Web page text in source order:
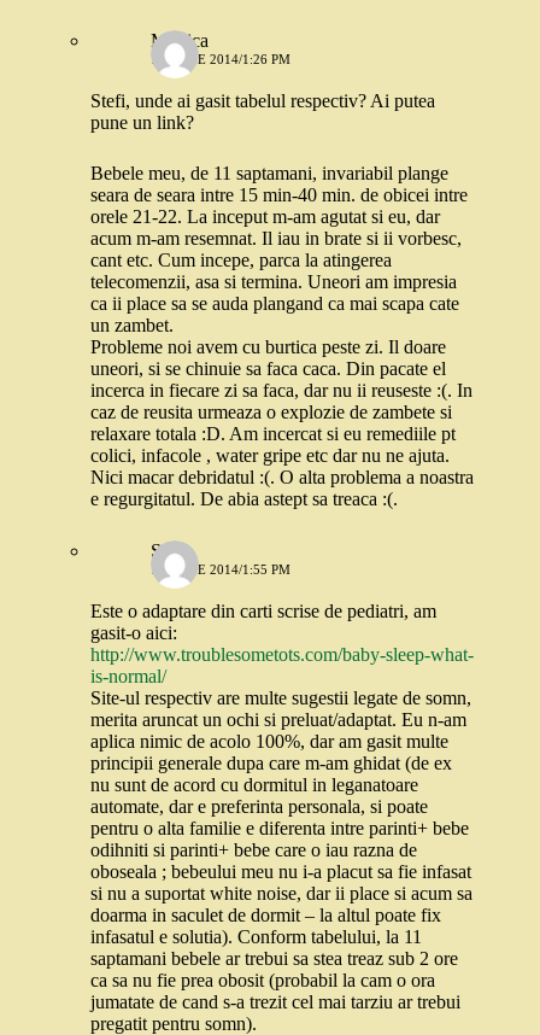
Monica
17 IUNIE 2014/1:26 PM
Stefi, unde ai gasit tabelul respectiv? Ai putea
pune un link?
Bebele meu, de 11 saptamani, invariabil plange
seara de seara intre 15 min-40 min. de obicei intre
orele 21-22. La inceput m-am agutat si eu, dar
acum m-am resemnat. Il iau in brate si ii vorbesc,
cant etc. Cum incepe, parca la atingerea
telecomenzii, asa si termina. Uneori am impresia
ca ii place sa se auda plangand ca mai scapa cate
un zambet.
Probleme noi avem cu burtica peste zi. Il doare
uneori, si se chinuie sa faca caca. Din pacate el
incerca in fiecare zi sa faca, dar nu ii reuseste :(. In
caz de reusita urmeaza o explozie de zambete si
relaxare totala :D. Am incercat si eu remediile pt
colici, infacole , water gripe etc dar nu ne ajuta.
Nici macar debridatul :(. O alta problema a noastra
e regurgitatul. De abia astept sa treaca :(.
Stefi
17 IUNIE 2014/1:55 PM
Este o adaptare din carti scrise de pediatri, am
gasit-o aici:
http://www.troublesometots.com/baby-sleep-what-
is-normal/
Site-ul respectiv are multe sugestii legate de somn,
merita aruncat un ochi si preluat/adaptat. Eu n-am
aplica nimic de acolo 100%, dar am gasit multe
principii generale dupa care m-am ghidat (de ex
nu sunt de acord cu dormitul in leganatoare
automate, dar e preferinta personala, si poate
pentru o alta familie e diferenta intre parinti+ bebe
odihniti si parinti+ bebe care o iau razna de
oboseala ; bebeului meu nu i-a placut sa fie infasat
si nu a suportat white noise, dar ii place si acum sa
doarma in saculet de dormit – la altul poate fix
infasatul e solutia). Conform tabelului, la 11
saptamani bebele ar trebui sa stea treaz sub 2 ore
ca sa nu fie prea obosit (probabil la cam o ora
jumatate de cand s-a trezit cel mai tarziu ar trebui
pregatit pentru somn).